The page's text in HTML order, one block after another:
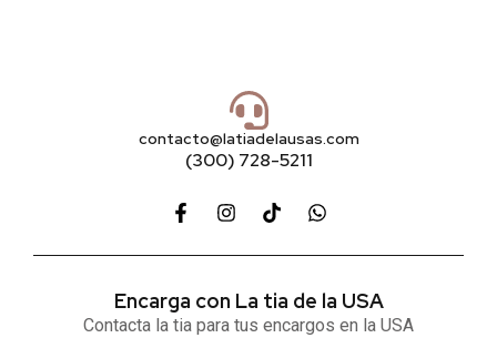
contacto@latiadelausas.com
(300) 728-5211
Encarga con La tia de la USA
Contacta la tia para tus encargos en la USA